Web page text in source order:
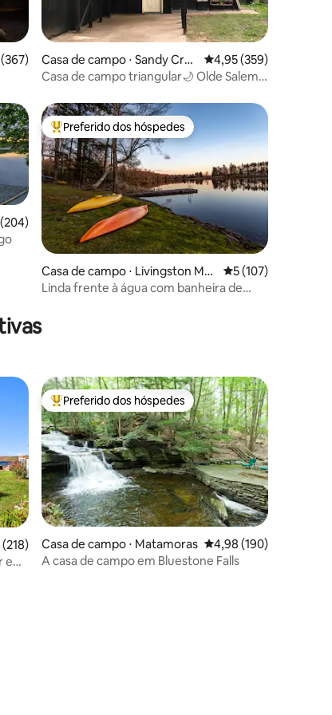
uma avaliação média de 5, 367 avaliações
Casa de campo ⋅ Sandy Cre
ek
4,95 de uma avaliação
4,95 (359)
Casa de campo triangular🌙 Olde Salem
uma avaliação média de 5, 204 avaliações
Entre os melhores preferidos dos hóspedes
Preferido dos hóspedes
Casa de campo ⋅ Livingston Ma
nor
5 de uma avaliação
5 (107)
Linda frente à água com banheira de
uma avaliação média de 5, 218 avaliações
em
Entre os melhores preferidos dos hóspedes
Preferido dos hóspedes
Casa de campo ⋅ Matamoras 4,98 de uma avaliação
4,98 (190)
A casa de campo em Bluestone Falls